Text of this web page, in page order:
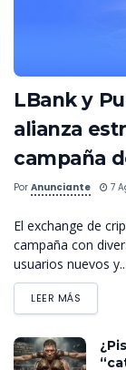
LBank y
alianza
campaña
Por Anunciante 7
El exchange de
campaña con
usuarios nuevos y...
LEER MÁS